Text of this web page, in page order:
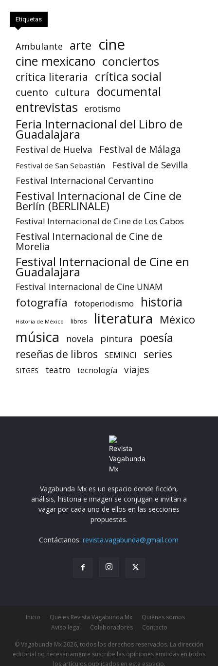
Etiquetas
Ambulante arte cine
cine mexicano conciertos
crítica literaria crítica social
cuento cultura documental
entrevistas erotismo
Feria Internacional del Libro de
Guadalajara
Festival de Huelva Festival de Málaga
Festival de San Sebastián Festival de Sevilla
Festival Internacional Cervantino
Festival Internacional de Cine de
Berlín (BERLINALE)
Festival Internacional de Cine de Los Cabos
Festival Internacional de Cine de
Morelia
Festival Internacional de Cine en
Guadalajara
Festival Internacional de Cine UNAM
fotografía fotoperiodismo historia
Historia de México libros literatura México
música novela pintura poesía
reseñas de libros SEMINCI series
SITGES teatro tecnología viajes
Vagabunda Mx es un espacio donde ficción,
análisis, historia e imagen se conjugan e invitan a
vagar por cada uno de ellos en las secciones
propuestas.
Contáctanos:revista.vagabunda@gmail.com
Inicio Qué es Revista Vagabunda Mx
Quiénes somos
Aviso legal
Colaboradores Contacto
© Vagabunda Mx 2026, todos los derechos reservados. La dirección
editorial no necesariamente suscribe las opiniones emitidas en todos
los artículos publicados en este espacio.